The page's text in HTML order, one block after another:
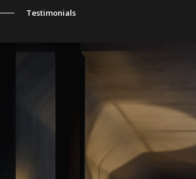
Testimonials